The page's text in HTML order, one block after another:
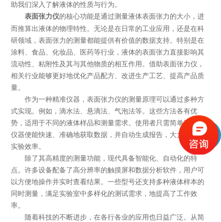
助我们深入了解液体的性质与行为。
表面张力仪的核心功能是通过测量液体表面张力的大小，进
而推算出液体的物理特性。无论是在日常的工业应用，还是在科
研领域，表面张力的测量都能提供有价值的数据支持。特别是在
涂料、食品、化妆品、医药等行业，液体的表面张力直接影响其
流动性、粘附性及其与其他物质的相互作用。借助表面张力仪，
相关行业能够更好地优化产品配方、改进生产工艺、提高产品质
量。
作为一种精准仪器，表面张力仪的测量原理可以通过多种方
式实现。例如，滴水法、悬滴法、气泡法等。这些方法各有优
势，适用于不同的液体样品和测量需求。使用者只需简单设置，
仪器便能快速、准确地获取数据，并自动生成报告，大大提高了
实验效率。
除了其高精度的测量功能，现代具备智能化、自动化的特
点。许多设备配备了高分辨率的触摸屏和数据分析软件，用户可
以方便地操作并实时查看结果。一些型号还支持多种液体样本的
同时测量，满足实验室中多样化的测试需求，地提高了工作效
率。
随着科技的不断进步，在各行各业的应用也日益广泛。从简